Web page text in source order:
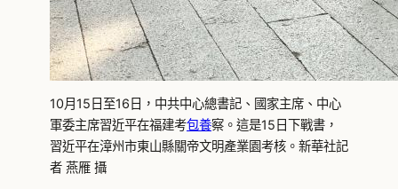
10月15日至16日，中共中心總書記、國家主席、中心
軍委主席習近平在福建考包養察。這是15日下戰書，
習近平在漳州市東山縣關帝文明產業園考核。新華社記
者 燕雁 攝